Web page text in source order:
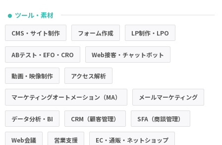
● ツール・素材
CMS・サイト制作 フォーム作成 LP制作・LPO
ABテスト・EFO・CRO Web接客・チャットボット
動画・映像制作 アクセス解析
マーケティングオートメーション（MA） メールマーケティング
データ分析・BI CRM（顧客管理） SFA（商談管理）
Web会議 営業支援 EC・通販・ネットショップ